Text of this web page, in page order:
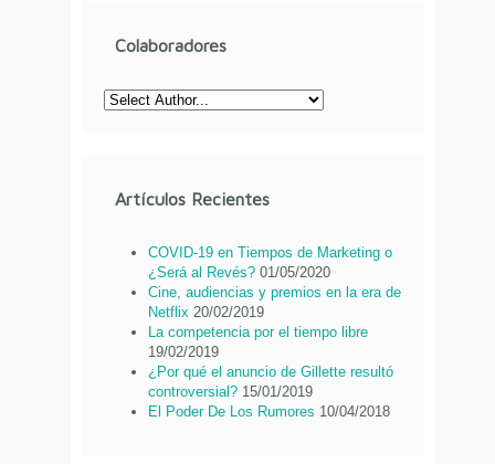
Colaboradores
Artículos Recientes
COVID-19 en Tiempos de Marketing o
¿Será al Revés? 01/05/2020
Cine, audiencias y premios en la era de
Netflix 20/02/2019
La competencia por el tiempo libre
19/02/2019
¿Por qué el anuncio de Gillette resultó
controversial? 15/01/2019
El Poder De Los Rumores 10/04/2018